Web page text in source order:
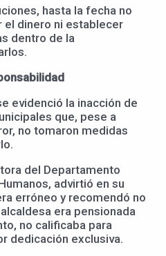
hasta la fecha no
el dinero ni establecer
dentro de la
evidenció la inacción de
que, pese a
no tomaron medidas
del Departamento
advirtió en su
erróneo y recomendó no
era pensionada
no calificaba para
dedicación exclusiva.